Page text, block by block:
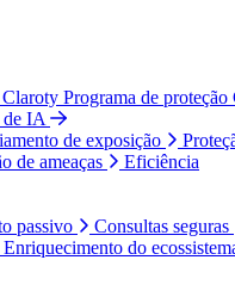
Claroty Programa de proteção
de IA
de exposição
de ameaças
Eficiência
passivo
Consultas seguras
Enriquecimento do